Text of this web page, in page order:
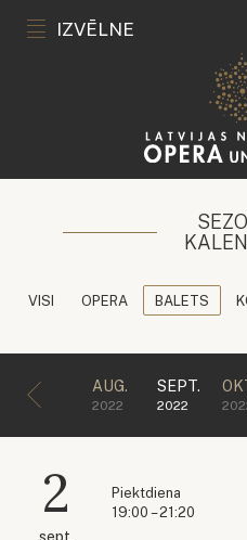
IZVĒLNE
VISI OPERA BALETS
AUG.
2022
SEPT.
2022
2
sept.
Piektdiena
19:00 – 21:20